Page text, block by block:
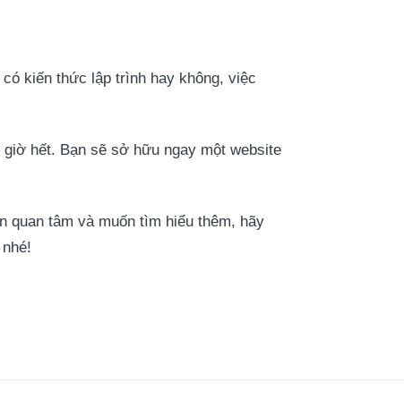
kiến thức lập trình hay không, việc
hết. Bạn sẽ sở hữu ngay một website
quan tâm và muốn tìm hiểu thêm, hãy